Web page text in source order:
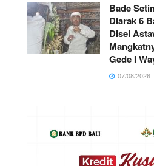
Bade
Diarak 6
Disel
Gede I
07/08/2026